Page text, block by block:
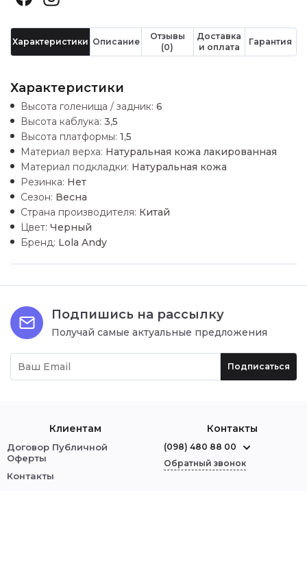
Характеристики Описание
Отзывы
(0)
Доставка
и оплата
Гарантия
Характеристики
Высота голенища / задник: 6
Высота каблука: 3,5
Высота платформы: 1,5
Материал верха: Натуральная кожа лакированная
Материал подкладки: Натуральная кожа
Резинка: Нет
Сезон: Весна
Страна производителя: Китай
Цвет: Черный
Бренд: Lola Andy
Подпишись на рассылку
Получай самые актуальные предложения
Подписаться
Клиентам
Договор Публичной
Оферты
Контакты
Контакты
(098) 480 88 00
Обратный звонок